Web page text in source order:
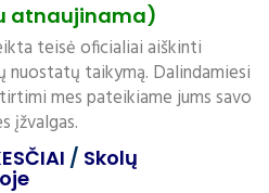
atnaujinama)
teisė oficialiai aiškinti
taikymą. Dalindamiesi
mes pateikiame jums savo
įžvalgas.
/ Skolų